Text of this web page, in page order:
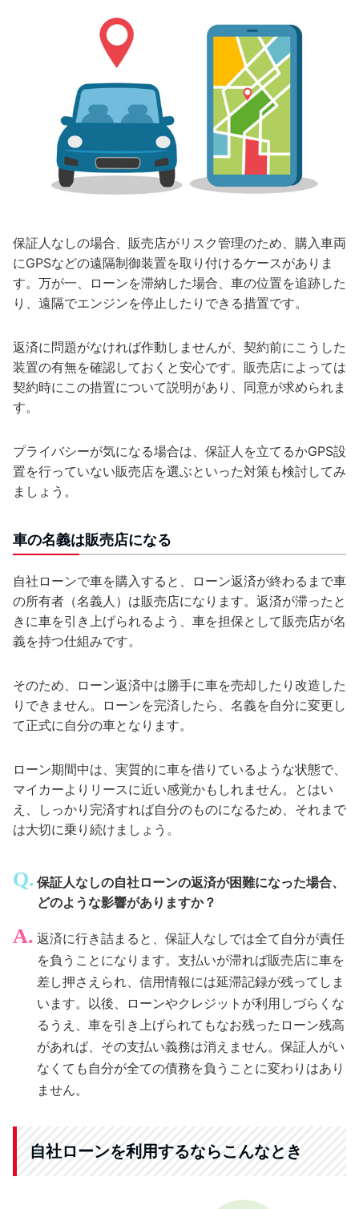
保証人なしの場合、販売店がリスク管理のため、購入車両
にGPSなどの遠隔制御装置を取り付けるケースがありま
す。万が一、ローンを滞納した場合、車の位置を追跡した
り、遠隔でエンジンを停止したりできる措置です。
返済に問題がなければ作動しませんが、契約前にこうした
装置の有無を確認しておくと安心です。販売店によっては
契約時にこの措置について説明があり、同意が求められま
す。
プライバシーが気になる場合は、保証人を立てるかGPS設
置を行っていない販売店を選ぶといった対策も検討してみ
ましょう。
車の名義は販売店になる
自社ローンで車を購入すると、ローン返済が終わるまで車
の所有者（名義人）は販売店になります。返済が滞ったと
きに車を引き上げられるよう、車を担保として販売店が名
義を持つ仕組みです。
そのため、ローン返済中は勝手に車を売却したり改造した
りできません。ローンを完済したら、名義を自分に変更し
て正式に自分の車となります。
ローン期間中は、実質的に車を借りているような状態で、
マイカーよりリースに近い感覚かもしれません。とはい
え、しっかり完済すれば自分のものになるため、それまで
は大切に乗り続けましょう。
保証人なしの自社ローンの返済が困難になった場合、
どのような影響がありますか？
返済に行き詰まると、保証人なしでは全て自分が責任
を負うことになります。支払いが滞れば販売店に車を
差し押さえられ、信用情報には延滞記録が残ってしま
います。以後、ローンやクレジットが利用しづらくな
るうえ、車を引き上げられてもなお残ったローン残高
があれば、その支払い義務は消えません。保証人がい
なくても自分が全ての債務を負うことに変わりはあり
ません。
自社ローンを利用するならこんなとき